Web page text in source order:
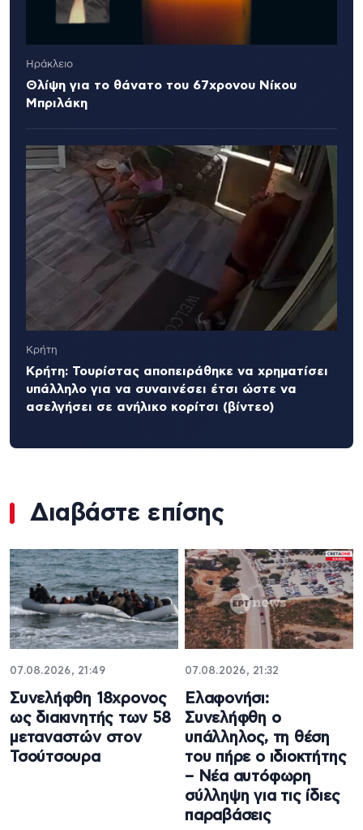
Ηράκλειο
Θλίψη για το θάνατο του 67χρονου Νίκου
Μπριλάκη
Κρήτη
Κρήτη: Τουρίστας αποπειράθηκε να χρηματίσει
υπάλληλο για να συναινέσει έτσι ώστε να
ασελγήσει σε ανήλικο κορίτσι (βίντεο)
Διαβάστε επίσης
07.08.2026, 21:49
Συνελήφθη 18χρονος
ως διακινητής των 58
μεταναστών στον
Τσούτσουρα
07.08.2026, 21:32
Ελαφονήσι:
Συνελήφθη ο
υπάλληλος, τη θέση
του πήρε ο ιδιοκτήτης
– Νέα αυτόφωρη
σύλληψη για τις ίδιες
παραβάσεις